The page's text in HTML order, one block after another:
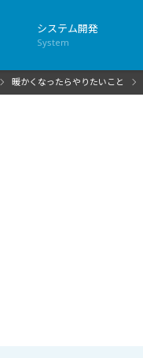
システム開発
System
暖かくなったらやりたいこと